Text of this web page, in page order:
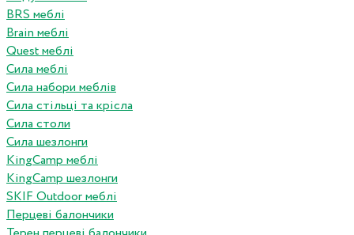
BRS меблі
Brain меблі
Quest меблі
Сила меблі
Сила набори меблів
Сила стільці та крісла
Сила столи
Сила шезлонги
KingCamp меблі
KingCamp шезлонги
SKIF Outdoor меблі
Перцеві балончики